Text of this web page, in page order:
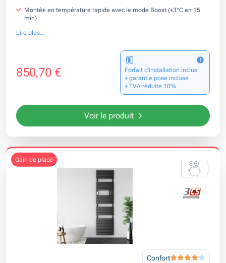
Montée en température rapide avec le mode Boost (+3°C en 15
min)
Lire plus...
850,70 €
Forfait d’installation inclus
+ garantie pose incluse
+ TVA réduite 10%
Voir le produit
gain de place
Confort